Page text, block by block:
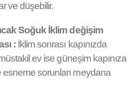
ve düşebilir.
Soğuk İklim değişim
: İklim sonrası kapınızda
ev ise güneşim kapınıza
sorunları meydana